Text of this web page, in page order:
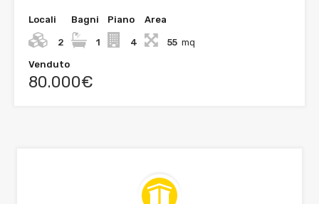
Locali
2
Bagni
1
Piano
4
Area
55 mq
Venduto
80.000€